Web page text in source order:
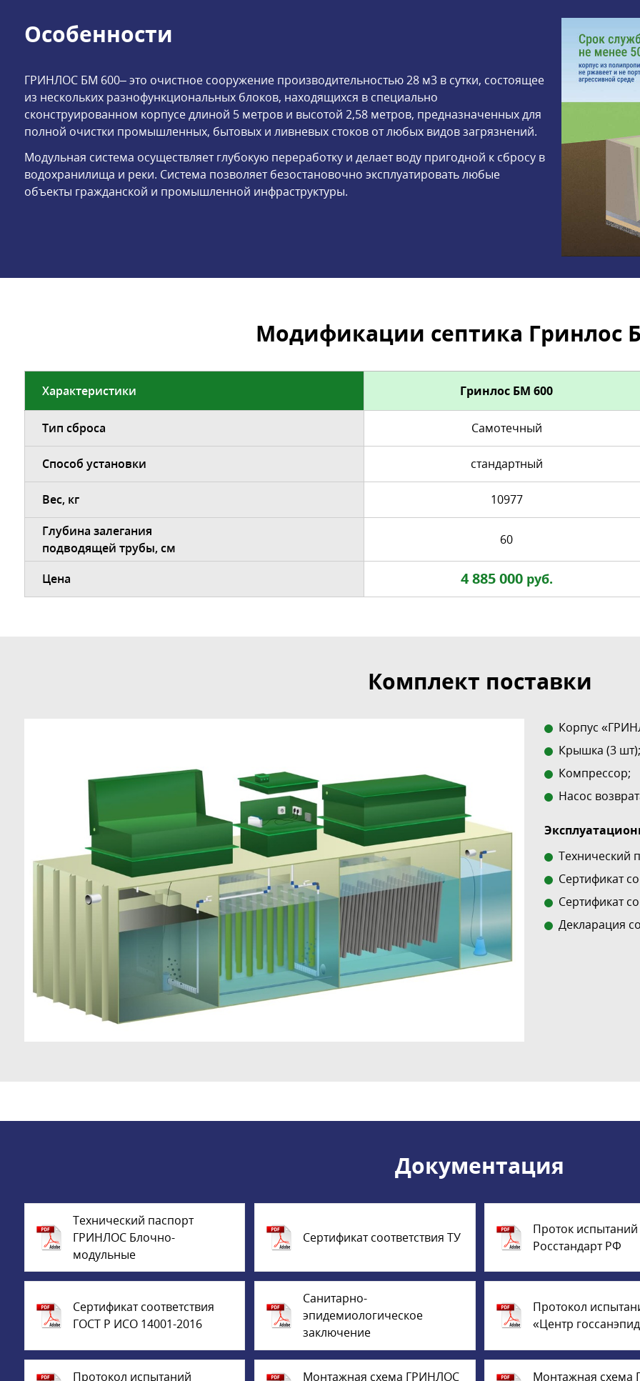
Особенности
ГРИНЛОС БМ 600– это очистное сооружение производительностью 28 м3 в сутки, состоящее
из нескольких разнофункциональных блоков, находящихся в специально
сконструированном корпусе длиной 5 метров и высотой 2,58 метров, предназначенных для
полной очистки промышленных, бытовых и ливневых стоков от любых видов загрязнений.
Модульная система осуществляет глубокую переработку и делает воду пригодной к сбросу в
водохранилища и реки. Система позволяет безостановочно эксплуатировать любые
объекты гражданской и промышленной инфраструктуры.
Модификации септика Гринлос
Характеристики Гринлос БМ 600
Тип сброса Самотечный
Способ установки стандартный
Вес, кг
10977
Глубина залегания
подводящей трубы, см
60
Цена 4 885 000руб.
Комплект поставки
Корпус
Крышка (3
Компрессор;
Насос
Технический
Сертификат
Сертификат
Декларация
Документация
Технический паспорт
ГРИНЛОС Блочно-
модульные
Сертификат соответствия ТУ
Проток испытаний
Росстандарт РФ
Сертификат соответствия
ГОСТ Р ИСО 14001-2016
Санитарно-
эпидемиологическое
заключение
Протокол
«Центр
Протокол испытаний Монтажная схема ГРИНЛОС Монтажная